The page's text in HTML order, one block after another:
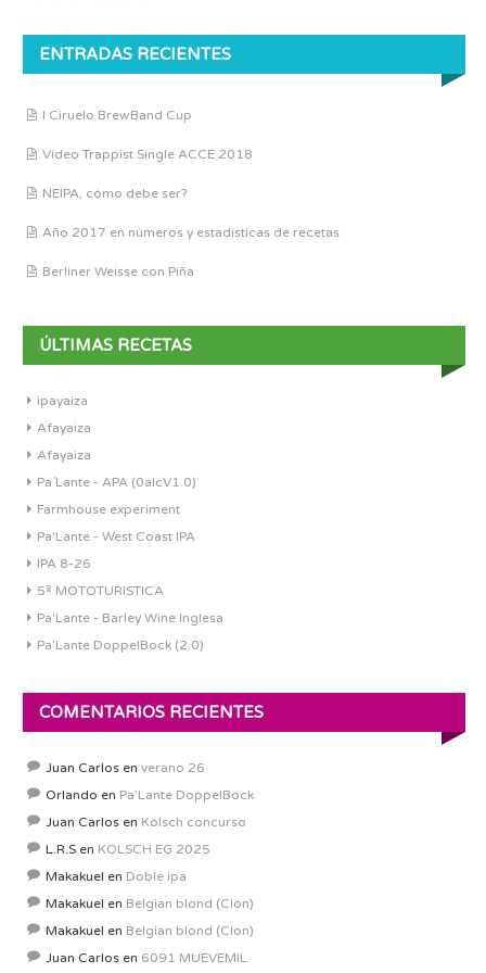
ENTRADAS RECIENTES
I Ciruelo BrewBand Cup
Vídeo Trappist Single ACCE 2018
NEIPA, cómo debe ser?
Año 2017 en números y estadísticas de recetas
Berliner Weisse con Piña
ÚLTIMAS RECETAS
ipayaiza
Afayaiza
Afayaiza
Pa´Lante - APA (0alcV1.0)
Farmhouse experiment
Pa'Lante - West Coast IPA
IPA 8-26
5ª MOTOTURISTICA
Pa'Lante - Barley Wine Inglesa
Pa’Lante DoppelBock (2.0)
COMENTARIOS RECIENTES
Juan Carlos en verano 26
Orlando en Pa’Lante DoppelBock
Juan Carlos en Kolsch concurso
L.R.S en KOLSCH EG 2025
Makakuel en Doble ipa
Makakuel en Belgian blond (Clon)
Makakuel en Belgian blond (Clon)
Juan Carlos en 6091 MUEVEMIL